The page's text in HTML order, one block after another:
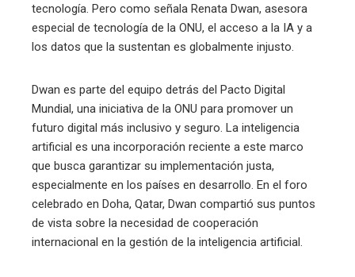
tecnología. Pero como señala Renata Dwan, asesora
especial de tecnología de la ONU, el acceso a la IA y a
los datos que la sustentan es globalmente injusto.
Dwan es parte del equipo detrás del Pacto Digital
Mundial, una iniciativa de la ONU para promover un
futuro digital más inclusivo y seguro. La inteligencia
artificial es una incorporación reciente a este marco
que busca garantizar su implementación justa,
especialmente en los países en desarrollo. En el foro
celebrado en Doha, Qatar, Dwan compartió sus puntos
de vista sobre la necesidad de cooperación
internacional en la gestión de la inteligencia artificial.